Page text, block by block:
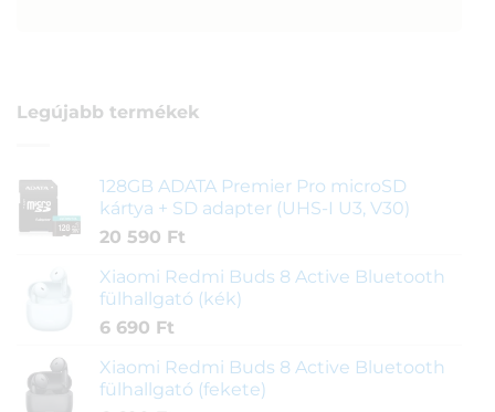
Legújabb termékek
128GB ADATA Premier Pro microSD
kártya + SD adapter (UHS-I U3, V30)
20 590 Ft
Xiaomi Redmi Buds 8 Active Bluetooth
fülhallgató (kék)
6 690 Ft
Xiaomi Redmi Buds 8 Active Bluetooth
fülhallgató (fekete)